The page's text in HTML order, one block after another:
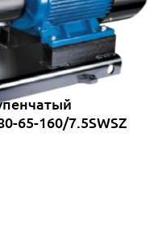
65-160/7.5SWSZ